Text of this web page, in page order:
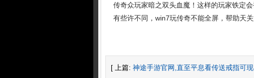
传奇众玩家暗之双头血魔！这样的玩家铁定
有些许不同，win7玩传奇不能全屏，帮助天
[ 上篇: 神途手游官网,直至平息看传送戒指可